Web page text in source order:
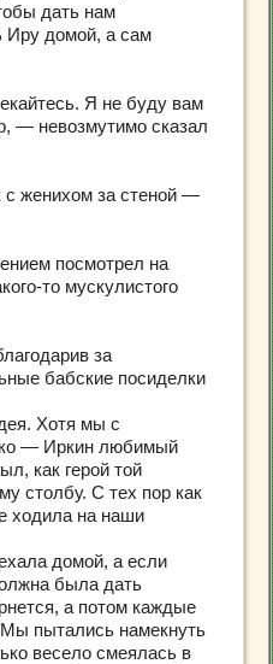
дать нам
Иру домой, а сам
Я не буду вам
— невозмутимо сказал
женихом за стеной —
посмотрел на
то мускулистого
за
бабские посиделки
Хотя мы с
— Иркин любимый
как герой той
столбу. С тех пор как
ходила на наши
домой, а если
была дать
а потом каждые
Мы пытались намекнуть
весело смеялась в